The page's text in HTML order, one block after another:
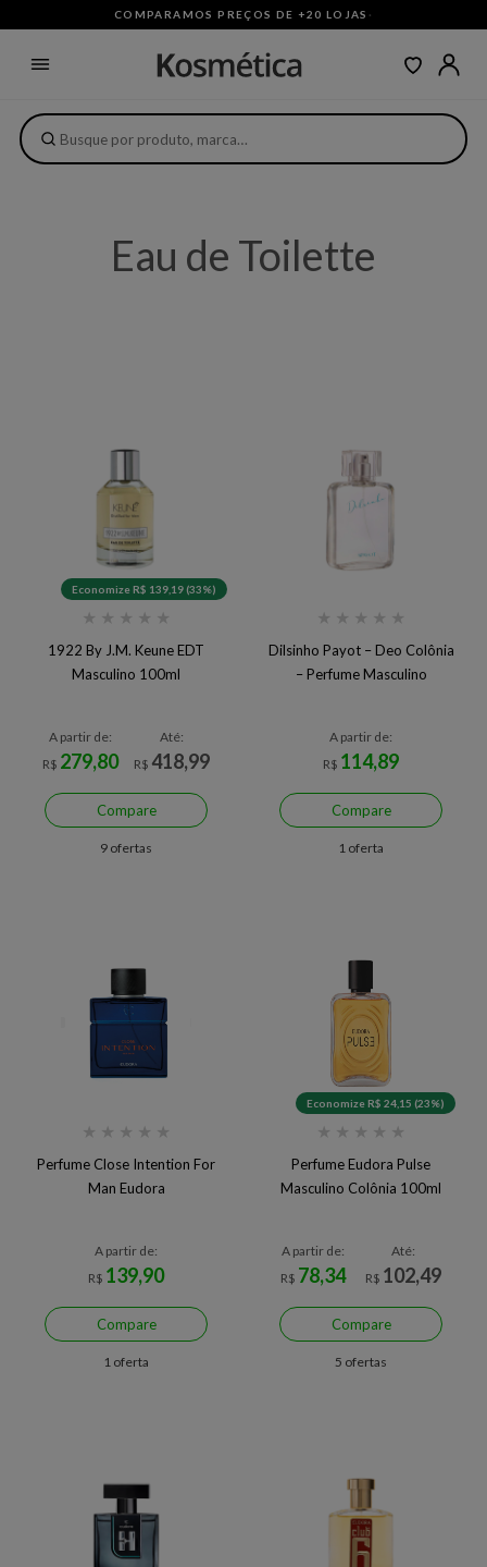
COMPARAMOS PREÇOS DE +20 LOJAS ·
Eau de Toilette
Economize R$ 139,19 (33%)
★ ★ ★ ★ ★
1922 By J.M. Keune EDT
Masculino 100ml
A partir de:
R$ 279,80
Até:
R$ 418,99
Compare
9 ofertas
★ ★ ★ ★ ★
Dilsinho Payot – Deo Colônia
– Perfume Masculino
A partir de:
R$ 114,89
Compare
1 oferta
★ ★ ★ ★ ★
Perfume Close Intention For
Man Eudora
A partir de:
R$ 139,90
Compare
1 oferta
Economize R$ 24,15 (23%)
★ ★ ★ ★ ★
Perfume Eudora Pulse
Masculino Colônia 100ml
A partir de:
R$ 78,34
Até:
R$ 102,49
Compare
5 ofertas